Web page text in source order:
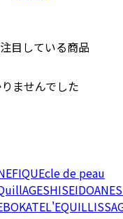
目している商品
ませんでした
cle de peau
SHISEIDO
KATEL'EQUIL